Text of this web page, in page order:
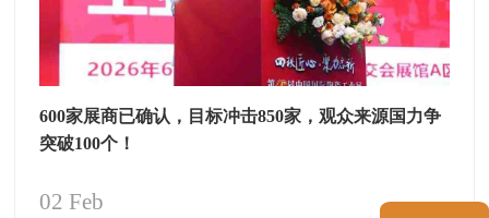
600家展商已确认，目标冲击850家，观众来源国力争
突破100个！
02 Feb